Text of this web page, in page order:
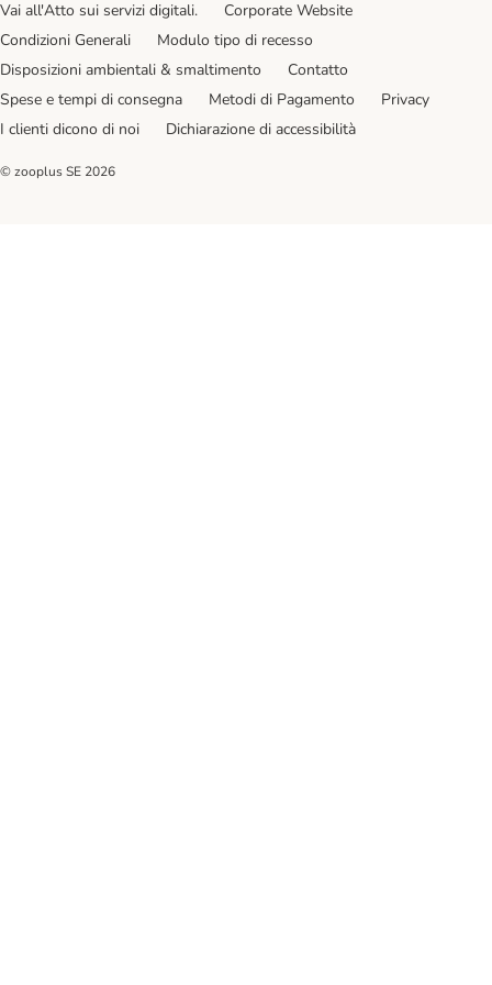
Vai all'Atto sui servizi digitali.
Corporate Website
Condizioni Generali
Modulo tipo di recesso
Disposizioni ambientali & smaltimento
Contatto
Spese e tempi di consegna
Metodi di Pagamento
Privacy
I clienti dicono di noi
Dichiarazione di accessibilità
© zooplus SE 2026